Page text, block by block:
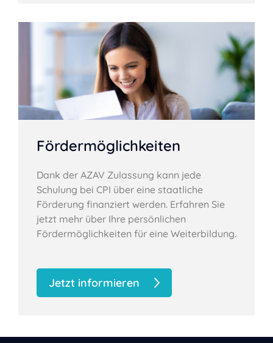
Fördermöglichkeiten
Dank der AZAV Zulassung kann jede
Schulung bei CPI über eine staatliche
Förderung finanziert werden. Erfahren Sie
jetzt mehr über Ihre persönlichen
Fördermöglichkeiten für eine Weiterbildung.
Jetzt informieren